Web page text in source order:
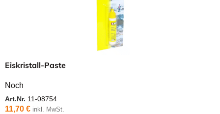
Eiskristall-Paste
Noch
Art.Nr. 11-08754
11,70 € inkl. MwSt.